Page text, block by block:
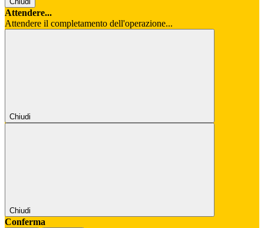
Attendere...
Attendere il completamento dell'operazione...
Chiudi
Chiudi
Conferma